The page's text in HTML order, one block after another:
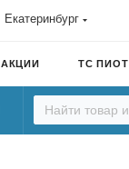
Екатеринбург
АКЦИИ ТС ПИОТ